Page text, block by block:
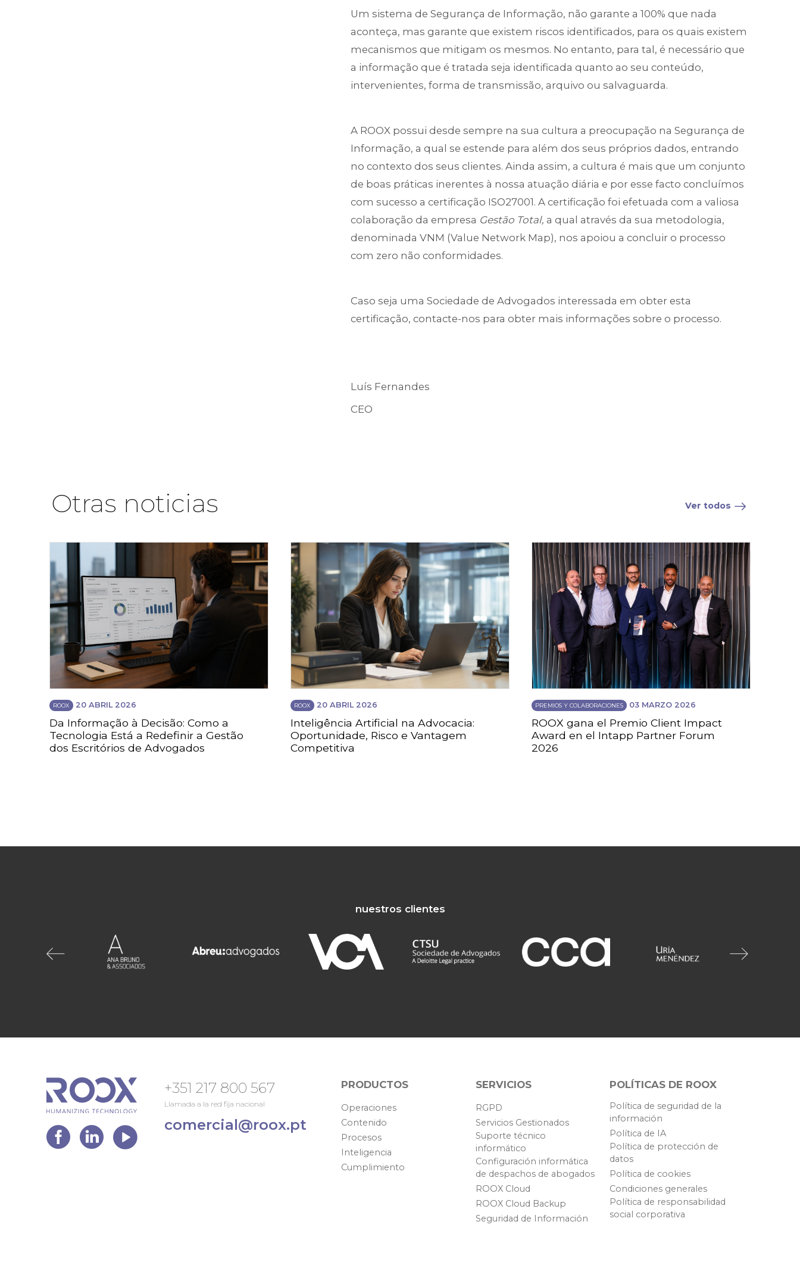
Um sistema de Segurança de Informação, não garante a 100% que nada
aconteça, mas garante que existem riscos identificados, para os quais existem
mecanismos que mitigam os mesmos. No entanto, para tal, é necessário que
a informação que é tratada seja identificada quanto ao seu conteúdo,
intervenientes, forma de transmissão, arquivo ou salvaguarda.
A ROOX possui desde sempre na sua cultura a preocupação na Segurança de
Informação, a qual se estende para além dos seus próprios dados, entrando
no contexto dos seus clientes. Ainda assim, a cultura é mais que um conjunto
de boas práticas inerentes à nossa atuação diária e por esse facto concluímos
com sucesso a certificação ISO27001. A certificação foi efetuada com a valiosa
colaboração da empresa Gestão Total, a qual através da sua metodologia,
denominada VNM (Value Network Map), nos apoiou a concluir o processo
com zero não conformidades.
Caso seja uma Sociedade de Advogados interessada em obter esta
certificação, contacte-nos para obter mais informações sobre o processo.
Luís Fernandes
CEO
Otras noticias Ver todos
ROOX 20 ABRIL 2026
Da Informação à Decisão: Como a
Tecnologia Está a Redefinir a Gestão
dos Escritórios de Advogados
ROOX 20 ABRIL 2026
Inteligência Artificial na Advocacia:
Oportunidade, Risco e Vantagem
Competitiva
PREMIOS Y COLABORACIONES 03 MARZO 2026
ROOX gana el Premio Client Impact
Award en el Intapp Partner Forum
2026
nuestros clientes
+351 217 800 567
Llamada a la red fija nacional
comercial@roox.pt
PRODUCTOS
Operaciones
Contenido
Procesos
Inteligencia
Cumplimiento
SERVICIOS
RGPD
Servicios Gestionados
Suporte técnico
informático
Configuración informática
de despachos de abogados
ROOX Cloud
ROOX Cloud Backup
Seguridad de Información
POLÍTICAS DE ROOX
Política de seguridad de la
información
Política de IA
Política de protección de
datos
Política de cookies
Condiciones generales
Política de responsabilidad
social corporativa